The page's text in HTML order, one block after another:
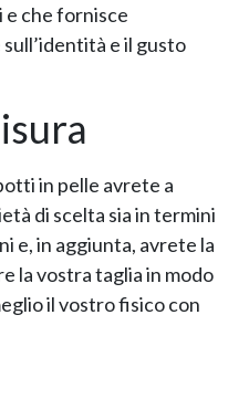
e che fornisce
e il gusto
in pelle avrete a
di scelta sia in termini
e, in aggiunta, avrete la
la vostra taglia in modo
il vostro fisico con